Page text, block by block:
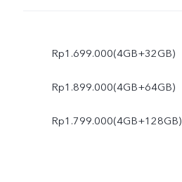
Rp1.699.000(4GB+32GB)
Rp1.899.000(4GB+64GB)
Rp1.799.000(4GB+128GB)